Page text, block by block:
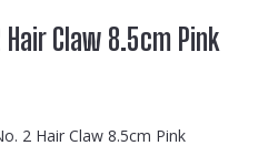
Claw 8.5cm Pink